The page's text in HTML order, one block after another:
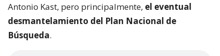
Antonio Kast, pero principalmente, el eventual
desmantelamiento del Plan Nacional de
Búsqueda.